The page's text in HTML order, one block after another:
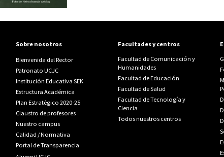
Sobre nosotros
Bienvenida del Rector
Patronato UCJC
Institución Educativa SEK
Estructura Académica
Plan Estratégico 2020-25
Claustro de profesores
Nuestro campus
Calidad /Normativa
Portal de Transparencia
Facultades y centros
Facultad de Comunicación y
Humanidades
Facultad de Educación
Facultad de Salud
Facultad de Tecnología y
Ciencia
Todos nuestros centros